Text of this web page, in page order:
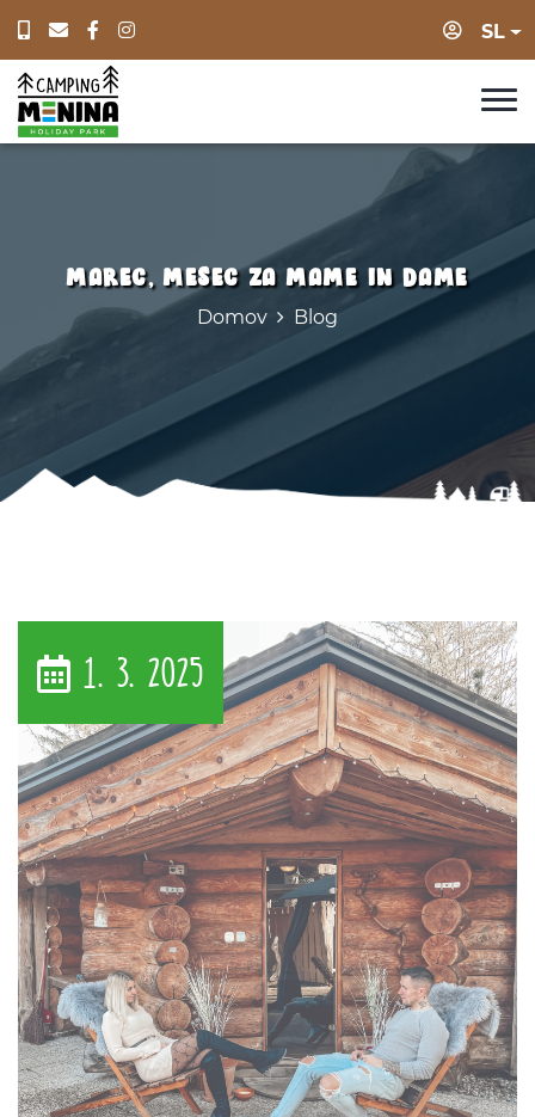
Prijava
SL
MAREC, MESEC ZA MAME IN DAME
Domov Blog
1. 3. 2025